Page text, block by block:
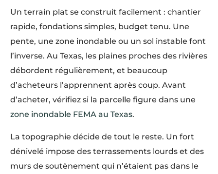
Un terrain plat se construit facilement : chantier
rapide, fondations simples, budget tenu. Une
pente, une zone inondable ou un sol instable font
l’inverse. Au Texas, les plaines proches des rivières
débordent régulièrement, et beaucoup
d’acheteurs l’apprennent après coup. Avant
d’acheter, vérifiez si la parcelle figure dans une
zone inondable FEMA au Texas.
La topographie décide de tout le reste. Un fort
dénivelé impose des terrassements lourds et des
murs de soutènement qui n’étaient pas dans le